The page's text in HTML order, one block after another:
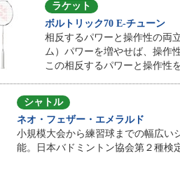
ラケット
ボルトリック70 E-チューン
相反するパワーと操作性の両
ム）パワーを増やせば、操作
この相反するパワーと操作性
シャトル
ネオ・フェザー・エメラルド
小規模大会から練習球までの幅広い
能。日本バドミントン協会第２種検